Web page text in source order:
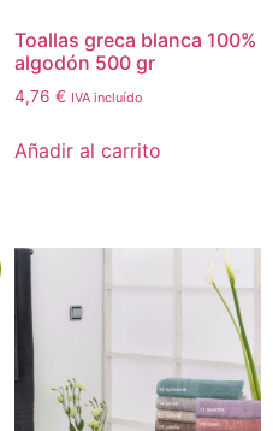
Toallas greca blanca 100%
algodón 500 gr
4,76 € IVA incluído
Añadir al carrito